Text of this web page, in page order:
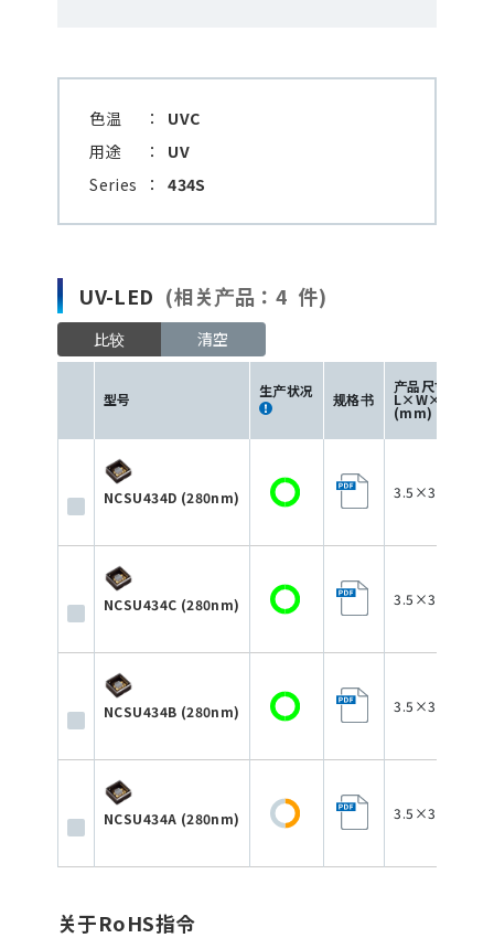
色温 ：
UVC
用途
：
UV
Series
： 434S
UV-LED (相关产品：4 件)
比较 清空
型号 生产状况 规格书
产品尺寸
L×W×H
(mm)
NCSU434D (280nm) 3.5×3.5×1.72
NCSU434C (280nm) 3.5×3.5×1.72
NCSU434B (280nm) 3.5×3.5×1.72
NCSU434A (280nm) 3.5×3.5×1.72
关于RoHS指令